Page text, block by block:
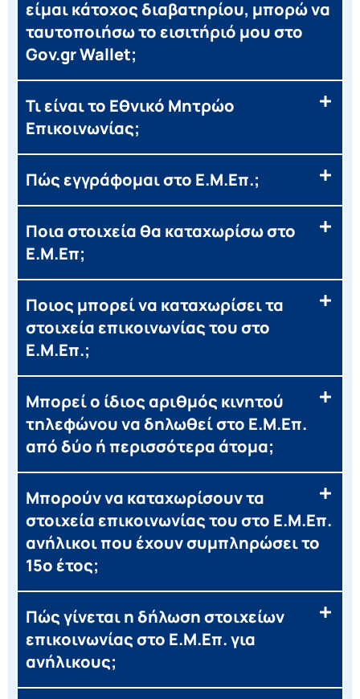
είμαι κάτοχος διαβατηρίου, μπορώ να
ταυτοποιήσω το εισιτήριό μου στο
Gov.gr Wallet;
Τι είναι το Εθνικό Μητρώο
Επικοινωνίας;
Πώς εγγράφομαι στο Ε.Μ.Επ.;
Ποια στοιχεία θα καταχωρίσω στο
Ε.Μ.Επ;
Ποιος μπορεί να καταχωρίσει τα
στοιχεία επικοινωνίας του στο
Ε.Μ.Επ.;
Μπορεί ο ίδιος αριθμός κινητού
τηλεφώνου να δηλωθεί στο Ε.Μ.Επ.
από δύο ή περισσότερα άτομα;
Μπορούν να καταχωρίσουν τα
στοιχεία επικοινωνίας του στο Ε.Μ.Επ.
ανήλικοι που έχουν συμπληρώσει το
15ο έτος;
Πώς γίνεται η δήλωση στοιχείων
επικοινωνίας στο Ε.Μ.Επ. για
ανήλικους;